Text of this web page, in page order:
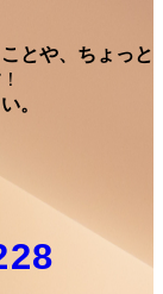
とや、ちょっと
！
。